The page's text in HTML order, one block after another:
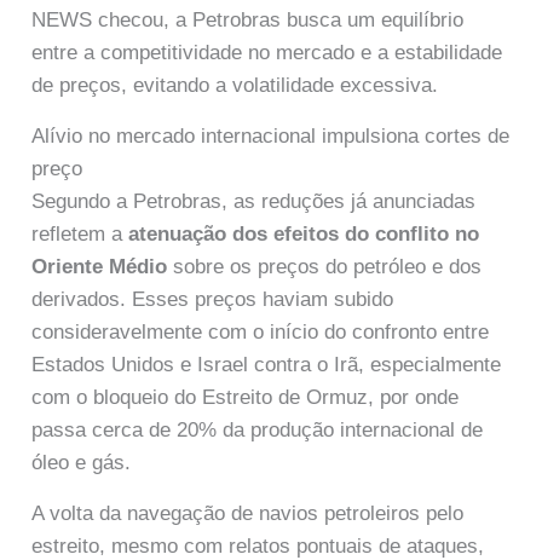
NEWS checou, a Petrobras busca um equilíbrio
entre a competitividade no mercado e a estabilidade
de preços, evitando a volatilidade excessiva.
Alívio no mercado internacional impulsiona cortes de
preço
Segundo a Petrobras, as reduções já anunciadas
refletem aatenuação dos efeitos do conflito no
Oriente Médio sobre os preços do petróleo e dos
derivados. Esses preços haviam subido
consideravelmente com o início do confronto entre
Estados Unidos e Israel contra o Irã, especialmente
com o bloqueio do Estreito de Ormuz, por onde
passa cerca de 20% da produção internacional de
óleo e gás.
A volta da navegação de navios petroleiros pelo
estreito, mesmo com relatos pontuais de ataques,